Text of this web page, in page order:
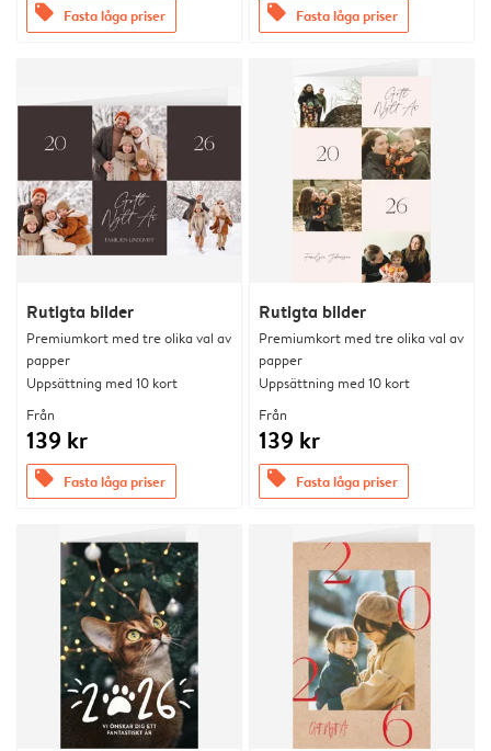
offers Fasta låga priser offers Fasta låga priser
Rutigta bilder
Premiumkort med tre olika val av
papper
Uppsättning med 10 kort
Från
139 kr
offers Fasta låga priser
Rutigta bilder
Premiumkort med tre olika val av
papper
Uppsättning med 10 kort
Från
139 kr
offers Fasta låga priser